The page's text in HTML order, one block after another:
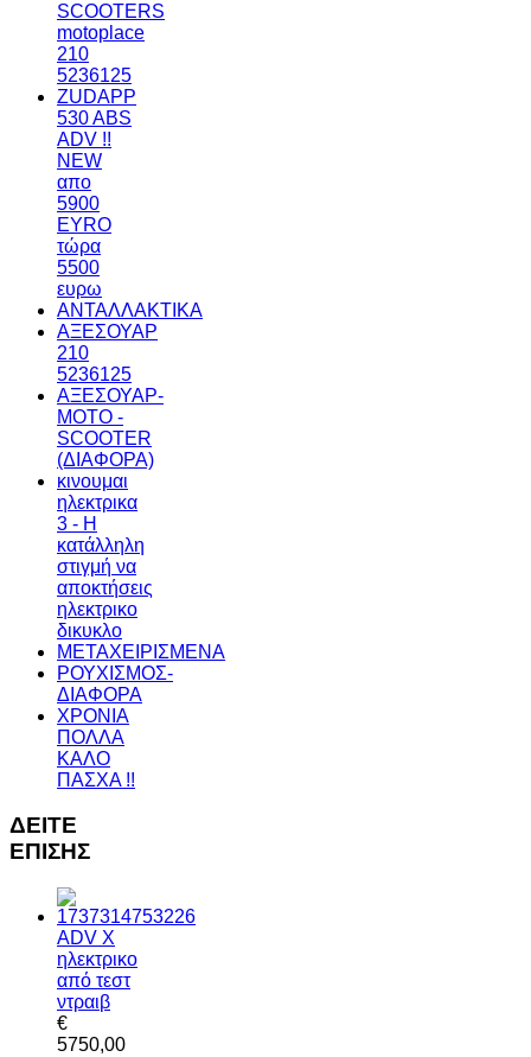
SCOOTERS
motoplace
210
5236125
ZUDAPP
530 ABS
ADV !!
NEW
απο
5900
EYRO
τώρα
5500
ευρω
ΑΝΤΑΛΛΑΚΤΙΚΑ
ΑΞΕΣΟΥΑΡ
210
5236125
ΑΞΕΣΟΥΑΡ-
ΜΟΤΟ -
SCOOTER
(ΔΙΑΦΟΡΑ)
κινουμαι
ηλεκτρικα
3 - Η
κατάλληλη
στιγμή να
αποκτήσεις
ηλεκτρικο
δικυκλο
ΜΕΤΑΧΕΙΡΙΣΜΕΝΑ
ΡΟΥΧΙΣΜΟΣ-
ΔΙΑΦΟΡΑ
ΧΡΟΝΙΑ
ΠΟΛΛΑ
ΚΑΛO
ΠΑΣΧΑ !!
ΔΕΙΤΕ
ΕΠΙΣΗΣ
ADV X
ηλεκτρικο
από τεστ
ντραιβ
€
5750,00